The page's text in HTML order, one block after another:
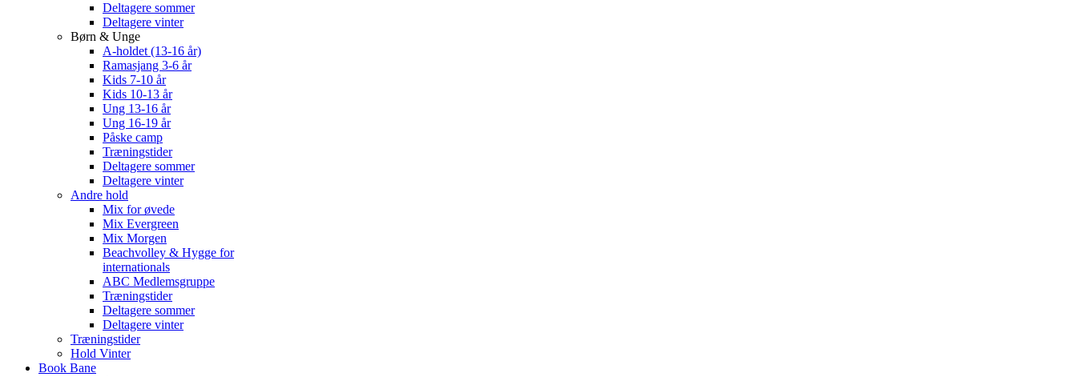
Deltagere sommer
Deltagere vinter
Børn & Unge
A-holdet (13-16 år)
Ramasjang 3-6 år
Kids 7-10 år
Kids 10-13 år
Ung 13-16 år
Ung 16-19 år
Påske camp
Træningstider
Deltagere sommer
Deltagere vinter
Andre hold
Mix for øvede
Mix Evergreen
Mix Morgen
Beachvolley & Hygge for
internationals
ABC Medlemsgruppe
Træningstider
Deltagere sommer
Deltagere vinter
Træningstider
Hold Vinter
Book Bane